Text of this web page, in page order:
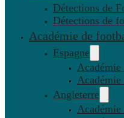
Détections de
Détections de
Académie de
Espagne
Angleterre